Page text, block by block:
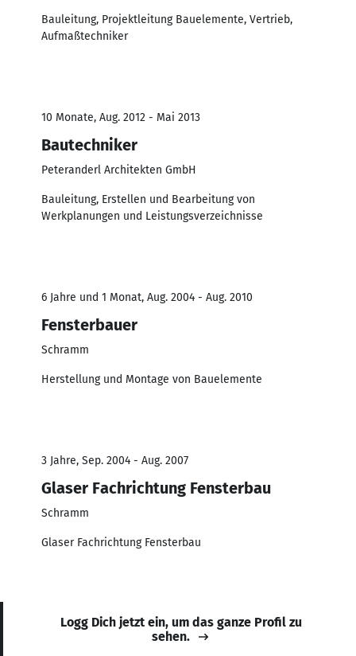
Bauleitung, Projektleitung Bauelemente, Vertrieb,
Aufmaßtechniker
10 Monate, Aug. 2012 - Mai 2013
Bautechniker
Peteranderl Architekten GmbH
Bauleitung, Erstellen und Bearbeitung von
Werkplanungen und Leistungsverzeichnisse
6 Jahre und 1 Monat, Aug. 2004 - Aug. 2010
Fensterbauer
Schramm
Herstellung und Montage von Bauelemente
3 Jahre, Sep. 2004 - Aug. 2007
Glaser Fachrichtung Fensterbau
Schramm
Glaser Fachrichtung Fensterbau
Logg Dich jetzt ein, um das ganze Profil zu
sehen.